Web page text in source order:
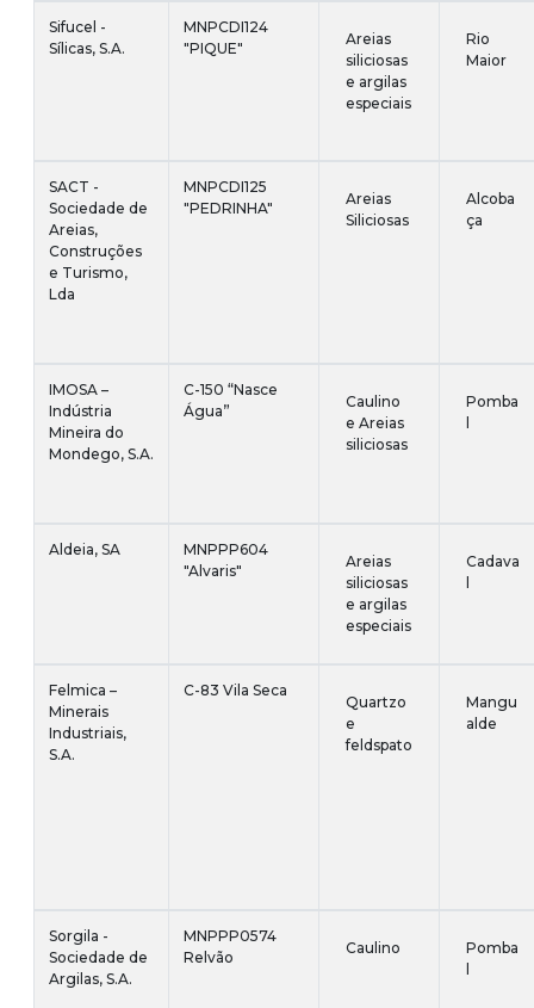
Sifucel -
Sílicas, S.A.
MNPCDI124
"PIQUE"
Areias
siliciosas
e argilas
especiais
Rio
Maior
SACT -
Sociedade de
Areias,
Construções
e Turismo,
Lda
MNPCDI125
"PEDRINHA"
Areias
Siliciosas
Alcoba
ça
IMOSA –
Indústria
Mineira do
Mondego, S.A.
C-150 “Nasce
Água”
Caulino
e Areias
siliciosas
Pomba
l
Aldeia, SA
MNPPP604
"Alvaris"
Areias
siliciosas
e argilas
especiais
Cadava
l
Felmica –
Minerais
Industriais,
S.A.
C-83 Vila Seca
Quartzo
e
feldspato
Mangu
alde
Sorgila -
Sociedade de
Argilas, S.A.
MNPPP0574
Relvão
Caulino
Pomba
l